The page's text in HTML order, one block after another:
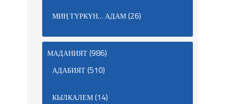
МИҢ ТҮРКҮН… АДАМ(26)
МАДАНИЯТ(986)
АДАБИЯТ(510)
КЫЛКАЛЕМ(14)